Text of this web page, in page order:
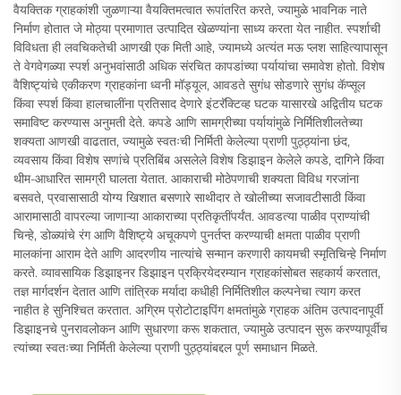
वैयक्तिक ग्राहकांशी जुळणाऱ्या वैयक्तिमत्वात रूपांतरित करते, ज्यामुळे भावनिक नाते
निर्माण होतात जे मोठ्या प्रमाणात उत्पादित खेळण्यांना साध्य करता येत नाहीत. स्पर्शाची
विविधता ही लवचिकतेची आणखी एक मिती आहे, ज्यामध्ये अत्यंत मऊ प्लश साहित्यापासून
ते वेगवेगळ्या स्पर्श अनुभवांसाठी अधिक संरचित कापडांच्या पर्यायांचा समावेश होतो. विशेष
वैशिष्ट्यांचे एकीकरण ग्राहकांना ध्वनी मॉड्यूल, आवडते सुगंध सोडणारे सुगंध कॅप्सूल
किंवा स्पर्श किंवा हालचालींना प्रतिसाद देणारे इंटरॅक्टिव्ह घटक यासारखे अद्वितीय घटक
समाविष्ट करण्यास अनुमती देते. कपडे आणि सामग्रीच्या पर्यायांमुळे निर्मितिशीलतेच्या
शक्यता आणखी वाढतात, ज्यामुळे स्वतःची निर्मिती केलेल्या प्राणी पुठ्ठ्यांना छंद,
व्यवसाय किंवा विशेष सणांचे प्रतिबिंब असलेले विशेष डिझाइन केलेले कपडे, दागिने किंवा
थीम-आधारित सामग्री घालता येतात. आकाराची मोठेपणाची शक्यता विविध गरजांना
बसवते, प्रवासासाठी योग्य खिशात बसणारे साथीदार ते खोलीच्या सजावटीसाठी किंवा
आरामासाठी वापरल्या जाणाऱ्या आकाराच्या प्रतिकृतींपर्यंत. आवडत्या पाळीव प्राण्यांची
चिन्हे, डोळ्यांचे रंग आणि वैशिष्ट्ये अचूकपणे पुनर्तप्त करण्याची क्षमता पाळीव प्राणी
मालकांना आराम देते आणि आदरणीय नात्यांचे सन्मान करणारी कायमची स्मृतिचिन्हे निर्माण
करते. व्यावसायिक डिझाइनर डिझाइन प्रक्रियेदरम्यान ग्राहकांसोबत सहकार्य करतात,
तज्ञ मार्गदर्शन देतात आणि तांत्रिक मर्यादा कधीही निर्मितिशील कल्पनेचा त्याग करत
नाहीत हे सुनिश्चित करतात. अग्रिम प्रोटोटाइपिंग क्षमतांमुळे ग्राहक अंतिम उत्पादनापूर्वी
डिझाइनचे पुनरावलोकन आणि सुधारणा करू शकतात, ज्यामुळे उत्पादन सुरू करण्यापूर्वीच
त्यांच्या स्वतःच्या निर्मिती केलेल्या प्राणी पुठ्ठ्यांबद्दल पूर्ण समाधान मिळते.